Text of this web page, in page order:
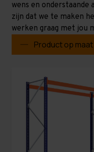
wens en onderstaande
zijn dat we te maken
werken graag met jou
Product op